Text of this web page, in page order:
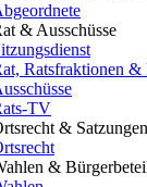
& Ausschüsse
Ratsfraktionen &
TV
& Satzungen
&